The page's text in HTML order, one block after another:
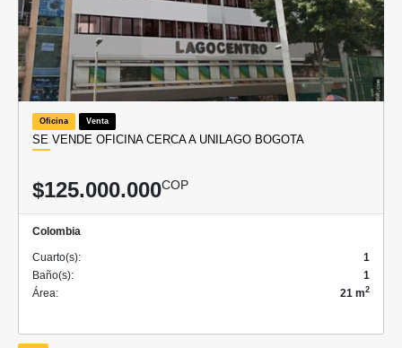
Oficina Venta
SE VENDE OFICINA CERCA A UNILAGO BOGOTA
$125.000.000COP
Colombia
Cuarto(s):
1
Baño(s):
1
Área:
21 m2